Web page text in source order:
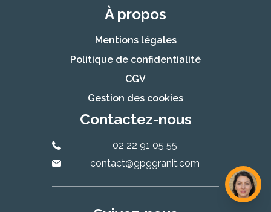
À propos
Mentions légales
Politique de confidentialité
CGV
Gestion des cookies
Contactez-nous
02 22 91 05 55
contact@gpggranit.com